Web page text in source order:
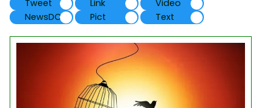
Tweet Link
Video
NewsDC
Pict Text